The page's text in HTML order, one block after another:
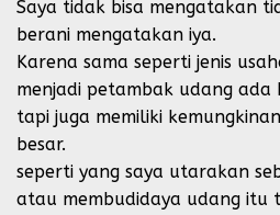
Saya tidak bisa mengatakan
berani mengatakan iya.
Karena sama seperti jenis
menjadi petambak udang ada
tapi juga memiliki
besar.
seperti yang saya utarakan
atau membudidaya udang itu